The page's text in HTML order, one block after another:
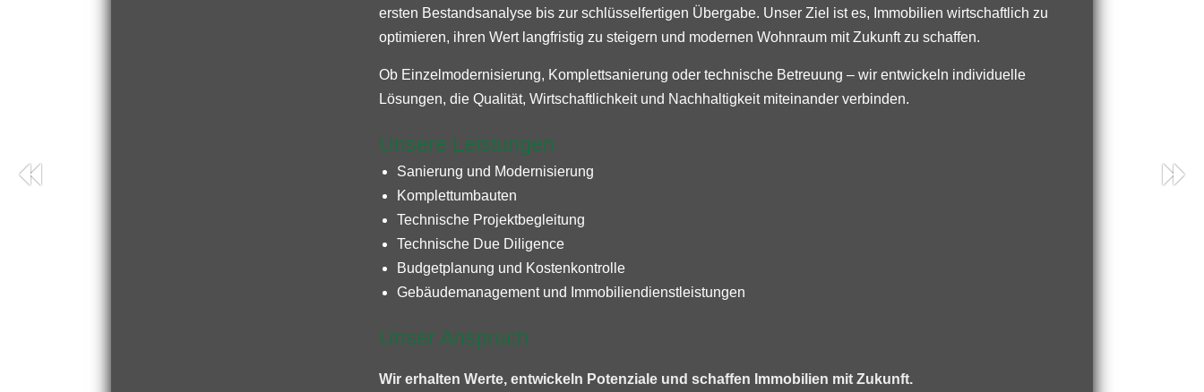
ersten Bestandsanalyse bis zur schlüsselfertigen Übergabe. Unser Ziel ist es, Immobilien wirtschaftlich zu
optimieren, ihren Wert langfristig zu steigern und modernen Wohnraum mit Zukunft zu schaffen.
Ob Einzelmodernisierung, Komplettsanierung oder technische Betreuung – wir entwickeln individuelle
Lösungen, die Qualität, Wirtschaftlichkeit und Nachhaltigkeit miteinander verbinden.
Unsere Leistungen
Sanierung und Modernisierung
Komplettumbauten
Technische Projektbegleitung
Technische Due Diligence
Budgetplanung und Kostenkontrolle
Gebäudemanagement und Immobiliendienstleistungen
Unser Anspruch
Wir erhalten Werte, entwickeln Potenziale und schaffen Immobilien mit Zukunft.